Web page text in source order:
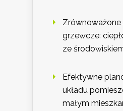
grzewcze:
ze
Efektywne
układu
małym